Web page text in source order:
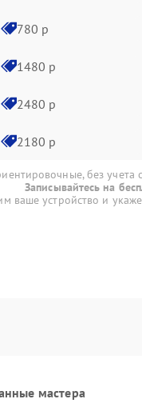
780 р
1480 р
2480 р
2180 р
без учета
Записывайтесь на
ваше устройство и
мастера